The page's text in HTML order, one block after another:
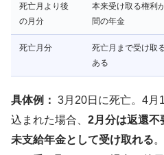
死亡月より後
の月分
本来受け取る権利
間の年金
死亡月分
死亡月まで受け取
ある
具体例： 3月20日に死亡。4月
込まれた場合、 2月分は返還不
未支給年金として受け取れる